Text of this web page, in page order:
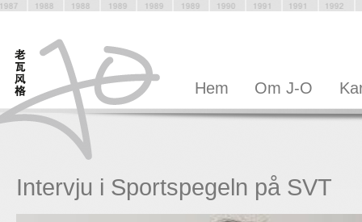
Hem Om J-O
Intervju i Sportspegeln på SVT